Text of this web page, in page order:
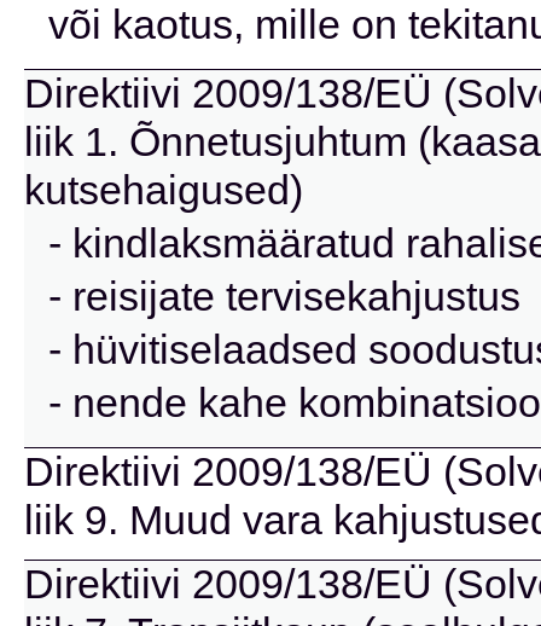
või kaotus, mille on
Direktiivi 2009/138/EÜ
liik 1. Õnnetusjuhtum
kutsehaigused)
- kindlaksmääratud
- reisijate tervisekahjustus
- hüvitiselaadsed
- nende kahe
Direktiivi 2009/138/EÜ
liik 9. Muud vara
Direktiivi 2009/138/EÜ